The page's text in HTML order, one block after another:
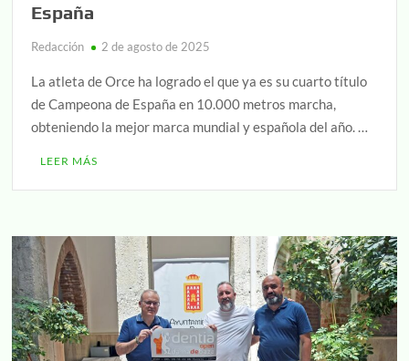
España
Redacción 2 de agosto de 2025
La atleta de Orce ha logrado el que ya es su cuarto título
de Campeona de España en 10.000 metros marcha,
obteniendo la mejor marca mundial y española del año. …
LEER MÁS